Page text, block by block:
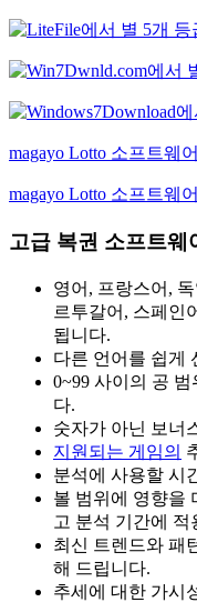
magayo Lotto 소프트웨
magayo Lotto 소프트웨
고급 복권 소프트웨
영어, 프랑스어,
르투갈어, 스페인
됩니다.
다른 언어를 쉽게
0~99 사이의 공
다.
숫자가 아닌 보너
지원되는 게임의
분석에 사용할 시
볼 범위에 영향을
고 분석 기간에 적
최신 트렌드와 패
해 드립니다.
추세에 대한 가시